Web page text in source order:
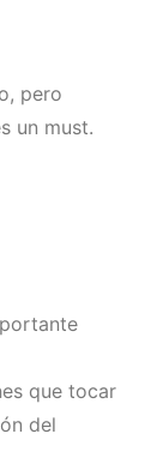
pero
un must.
que tocar
del